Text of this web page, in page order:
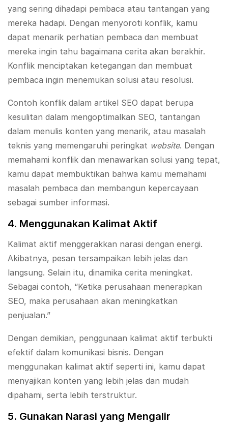
yang sering dihadapi pembaca atau tantangan yang
mereka hadapi. Dengan menyoroti konflik, kamu
dapat menarik perhatian pembaca dan membuat
mereka ingin tahu bagaimana cerita akan berakhir.
Konflik menciptakan ketegangan dan membuat
pembaca ingin menemukan solusi atau resolusi.
Contoh konflik dalam artikel SEO dapat berupa
kesulitan dalam mengoptimalkan SEO, tantangan
dalam menulis konten yang menarik, atau masalah
teknis yang memengaruhi peringkat website. Dengan
memahami konflik dan menawarkan solusi yang tepat,
kamu dapat membuktikan bahwa kamu memahami
masalah pembaca dan membangun kepercayaan
sebagai sumber informasi.
4. Menggunakan Kalimat Aktif
Kalimat aktif menggerakkan narasi dengan energi.
Akibatnya, pesan tersampaikan lebih jelas dan
langsung. Selain itu, dinamika cerita meningkat.
Sebagai contoh, “Ketika perusahaan menerapkan
SEO, maka perusahaan akan meningkatkan
penjualan.”
Dengan demikian, penggunaan kalimat aktif terbukti
efektif dalam komunikasi bisnis. Dengan
menggunakan kalimat aktif seperti ini, kamu dapat
menyajikan konten yang lebih jelas dan mudah
dipahami, serta lebih terstruktur.
5. Gunakan Narasi yang Mengalir